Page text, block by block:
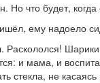
что будет, когда
ему надоело
Раскололся!
и мама, и
стекла, не касаясь